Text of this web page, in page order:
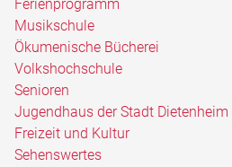
Ferienprogramm
Musikschule
Ökumenische Bücherei
Volkshochschule
Senioren
Jugendhaus der Stadt Dietenheim
Freizeit und Kultur
Sehenswertes